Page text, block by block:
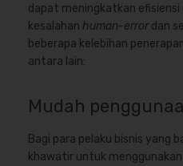
dapat meningkatkan
kesalahan human-errordan
beberapa kelebihan
antara lain:
Mudah
Bagi para pelaku bisnis yang
khawatir untuk